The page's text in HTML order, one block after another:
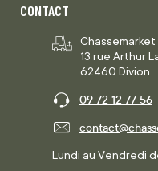
CONTACT
13 rue Arthur
62460 Divion
09 72 12 77 56
Lundi au Vendredi